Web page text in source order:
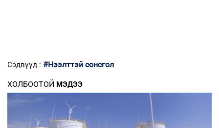
Сэдвүүд : #Нээлттэй сонсгол
ХОЛБООТОЙ МЭДЭЭ